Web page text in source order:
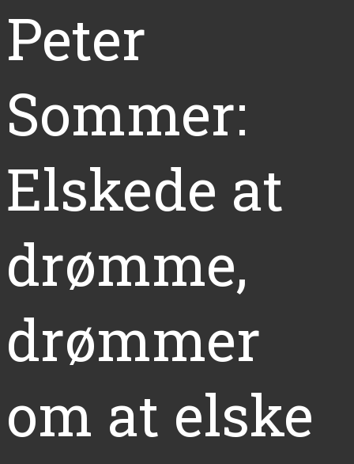
Peter
Sommer:
Elskede at
drømme,
drømmer
om at elske